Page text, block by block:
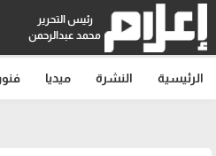
رئيس التحرير
محمد عبدالرحمن
الرئيسية النشرة ميديا